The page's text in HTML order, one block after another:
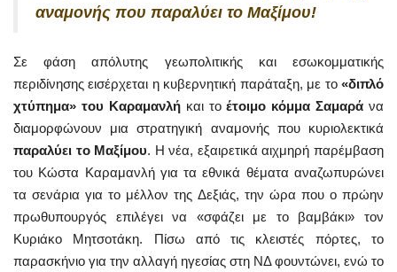
αναμονής που παραλύει το Μαξίμου!
Σε φάση απόλυτης γεωπολιτικής και εσωκομματικής
περιδίνησης εισέρχεται η κυβερνητική παράταξη, με το «διπλό
χτύπημα» του Καραμανλήκαι τοέτοιμο κόμμα Σαμαρά να
διαμορφώνουν μια στρατηγική αναμονής που κυριολεκτικά
παραλύει το Μαξίμου. Η νέα, εξαιρετικά αιχμηρή παρέμβαση
του Κώστα Καραμανλή για τα εθνικά θέματα αναζωπυρώνει
τα σενάρια για το μέλλον της Δεξιάς, την ώρα που ο πρώην
πρωθυπουργός επιλέγει να «σφάζει με το βαμβάκι» τον
Κυριάκο Μητσοτάκη. Πίσω από τις κλειστές πόρτες, το
παρασκήνιο για την αλλαγή ηγεσίας στη ΝΔ φουντώνει, ενώ το